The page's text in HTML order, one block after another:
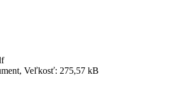
Veľkosť: 275,57 kB